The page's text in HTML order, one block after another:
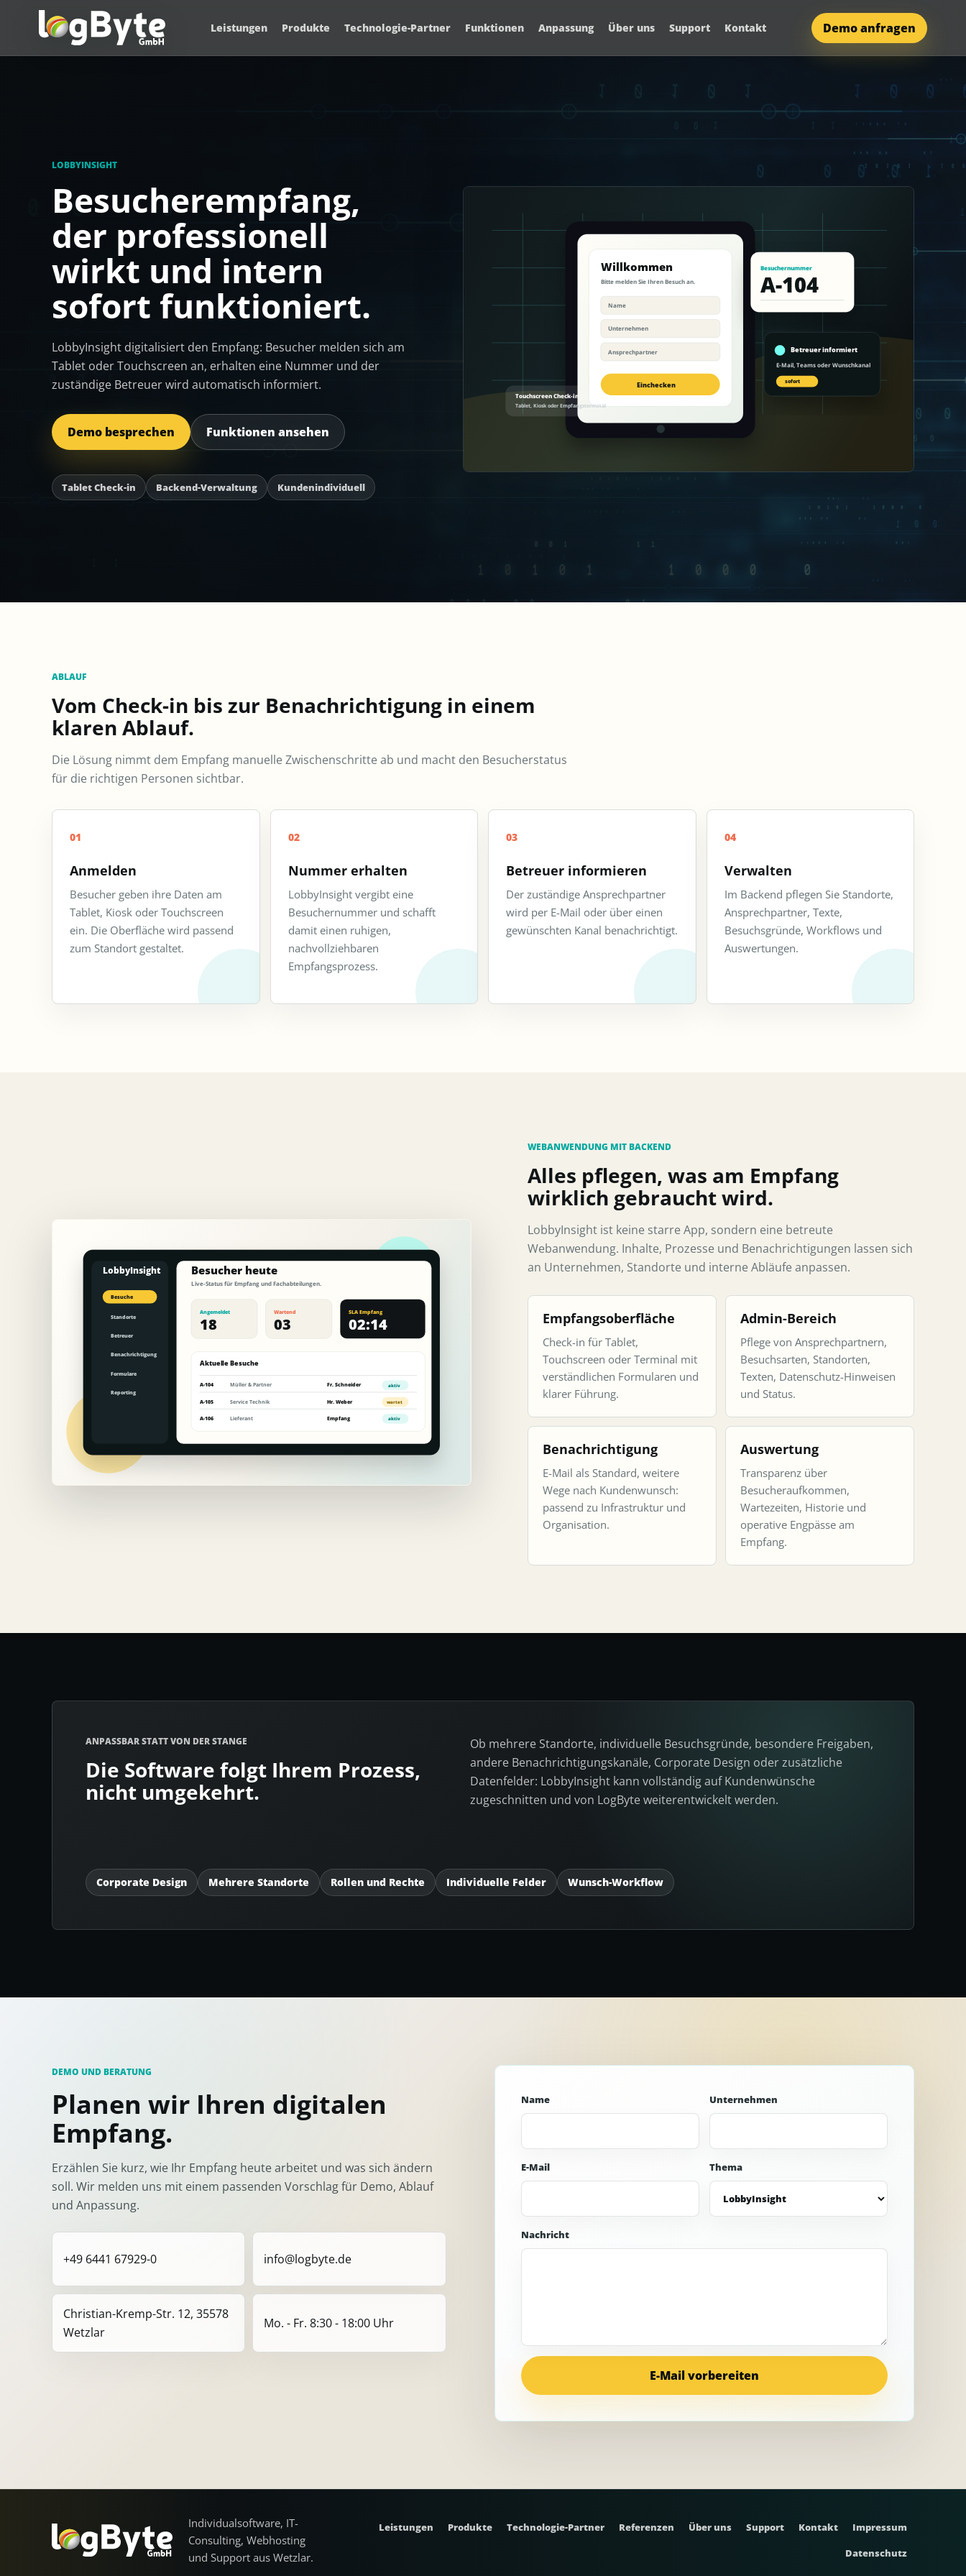
Leistungen Produkte Technologie-Partner Funktionen Anpassung Über uns Support Kontakt Demo anfragen
LOBBYINSIGHT
Besucherempfang,
der professionell
wirkt und intern
sofort funktioniert.
LobbyInsight digitalisiert den Empfang: Besucher melden sich am
Tablet oder Touchscreen an, erhalten eine Nummer und der
zuständige Betreuer wird automatisch informiert.
Demo besprechen Funktionen ansehen
Tablet Check-in Backend-Verwaltung Kundenindividuell
ABLAUF
Vom Check-in bis zur Benachrichtigung in einem
klaren Ablauf.
Die Lösung nimmt dem Empfang manuelle Zwischenschritte ab und macht den Besucherstatus
für die richtigen Personen sichtbar.
01
Anmelden
Besucher geben ihre Daten am
Tablet, Kiosk oder Touchscreen
ein. Die Oberfläche wird passend
zum Standort gestaltet.
02
Nummer erhalten
LobbyInsight vergibt eine
Besuchernummer und schafft
damit einen ruhigen,
nachvollziehbaren
Empfangsprozess.
03
Betreuer informieren
Der zuständige Ansprechpartner
wird per E-Mail oder über einen
gewünschten Kanal benachrichtigt.
04
Verwalten
Im Backend pflegen Sie Standorte,
Ansprechpartner, Texte,
Besuchsgründe, Workflows und
Auswertungen.
WEBANWENDUNG MIT BACKEND
Alles pflegen, was am Empfang
wirklich gebraucht wird.
LobbyInsight ist keine starre App, sondern eine betreute
Webanwendung. Inhalte, Prozesse und Benachrichtigungen lassen sich
an Unternehmen, Standorte und interne Abläufe anpassen.
Empfangsoberfläche
Check-in für Tablet,
Touchscreen oder Terminal mit
verständlichen Formularen und
klarer Führung.
Admin-Bereich
Pflege von Ansprechpartnern,
Besuchsarten, Standorten,
Texten, Datenschutz-Hinweisen
und Status.
Benachrichtigung
E-Mail als Standard, weitere
Wege nach Kundenwunsch:
passend zu Infrastruktur und
Organisation.
Auswertung
Transparenz über
Besucheraufkommen,
Wartezeiten, Historie und
operative Engpässe am
Empfang.
ANPASSBAR STATT VON DER STANGE
Die Software folgt Ihrem Prozess,
nicht umgekehrt.
Ob mehrere Standorte, individuelle Besuchsgründe, besondere Freigaben,
andere Benachrichtigungskanäle, Corporate Design oder zusätzliche
Datenfelder: LobbyInsight kann vollständig auf Kundenwünsche
zugeschnitten und von LogByte weiterentwickelt werden.
Corporate Design Mehrere Standorte Rollen und Rechte Individuelle Felder Wunsch-Workflow
DEMO UND BERATUNG
Planen wir Ihren digitalen
Empfang.
Erzählen Sie kurz, wie Ihr Empfang heute arbeitet und was sich ändern
soll. Wir melden uns mit einem passenden Vorschlag für Demo, Ablauf
und Anpassung.
+49 6441 67929-0 info@logbyte.de
Christian-Kremp-Str. 12, 35578
Wetzlar
Mo. - Fr. 8:30 - 18:00 Uhr
Name Unternehmen
E-Mail Thema
Nachricht
E-Mail vorbereiten
Individualsoftware, IT-
Consulting, Webhosting
und Support aus Wetzlar.
Leistungen Produkte Technologie-Partner Referenzen Über uns Support Kontakt
Impressum
Datenschutz